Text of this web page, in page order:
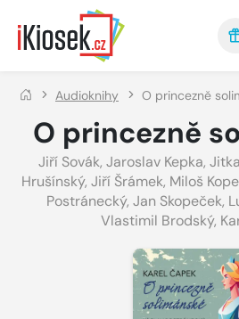
Přejít na hlavní obsah
Audioknihy O princezně
O princezně
Jiří Sovák, Jaroslav Kepka,
Hrušínský, Jiří Šrámek, Miloš
Postránecký, Jan Skopeček,
Vlastimil Brodský,